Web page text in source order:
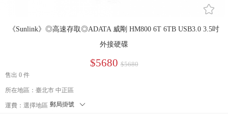
󰄔
《Sunlink》◎高速存取◎ADATA 威剛 HM800 6T 6TB USB3.0 3.5吋
外接硬碟
$5680 $5680
售出 0 件
所在地區：臺北市 中正區
運費： 選擇地區 郵局掛號 󰄘